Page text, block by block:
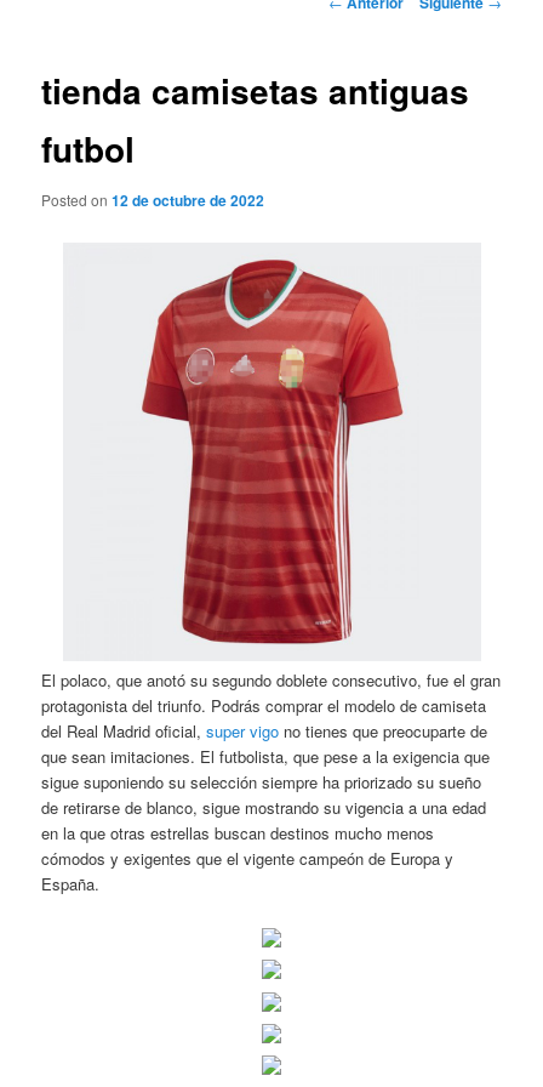
tienda camisetas antiguas
futbol
Posted on12 de octubre de 2022
El polaco, que anotó su segundo doblete consecutivo, fue el gran
protagonista del triunfo. Podrás comprar el modelo de camiseta
del Real Madrid oficial,super vigo no tienes que preocuparte de
que sean imitaciones. El futbolista, que pese a la exigencia que
sigue suponiendo su selección siempre ha priorizado su sueño
de retirarse de blanco, sigue mostrando su vigencia a una edad
en la que otras estrellas buscan destinos mucho menos
cómodos y exigentes que el vigente campeón de Europa y
España.